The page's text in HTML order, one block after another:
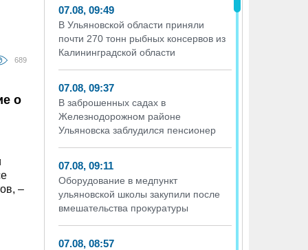
689
о
–
07.08, 09:49
В Ульяновской области приняли
почти 270 тонн рыбных консервов из
Калининградской области
07.08, 09:37
В заброшенных садах в
Железнодорожном районе
Ульяновска заблудился пенсионер
07.08, 09:11
Оборудование в медпункт
ульяновской школы закупили после
вмешательства прокуратуры
07.08, 08:57